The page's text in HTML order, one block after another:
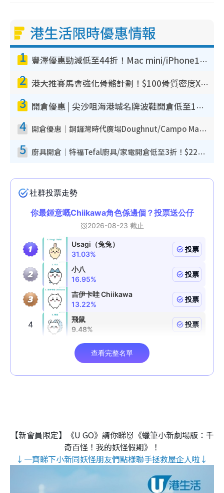
港生活限時優惠情報
1 豐澤優惠勁減低至44折！Mac mini/iPhone17Pro大減價！廚房家電$220起
2 港大推賽馬會強化骨骼計劃！$100骨質密度X光檢查 完成免費運動訓練送超市禮券！附參加資格
3 開倉優惠 | 尖沙咀海港城名牌波鞋開倉低至1折！On鞋$899起／Joy&Peace鞋履$98起
4 開倉優惠｜銅鑼灣時代廣場Doughnut/Campo Marzio開倉低至1折！背囊、書包、手袋劈價$200起
5 廚具開倉｜特福Tefal廚具/家電開倉低至3折！$220起買平底鍋/炒鑊/湯煲！電飯煲/吸塵機/燙斗$418起
【新會員限定】《U GO》請你睇👹《蠟筆小新劇場版：千
奇百怪！我的妖怪假期》！
↓一齊睇下小新同妖怪朋友們點樣聯手拯救屋企人啦↓